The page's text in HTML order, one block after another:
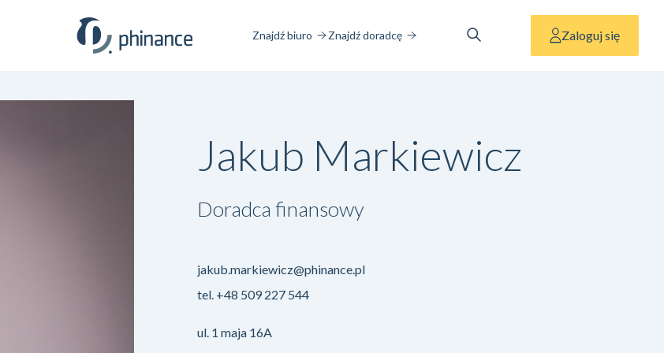
Znajdź biuro Znajdź doradcę Zaloguj się
Jakub Markiewicz
Doradca finansowy
jakub.markiewicz@phinance.pl
tel. +48 509 227 544
ul. 1 maja 16A